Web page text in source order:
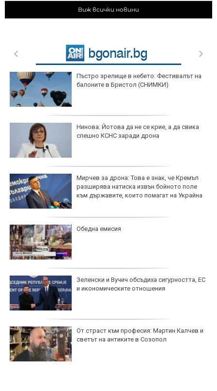
Виж всички новини
Пъстро зрелище в небето: Фестивалът на
балоните в Бристол (СНИМКИ)
Нинова: Йотова да не се крие, а да свика
спешно КСНС заради дрона
Мирчев за дрона: Това е знак, че Кремъл
разширява натиска извън бойното поле
към държавите, които помагат на Украйна
Обедна емисия
Зеленски и Вучич обсъдиха сигурността, ЕС
и икономическите отношения
От страст към професия: Мартин Калчев и
светът на антиките в Созопол